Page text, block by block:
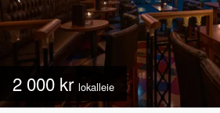
2 000 kr lokalleie